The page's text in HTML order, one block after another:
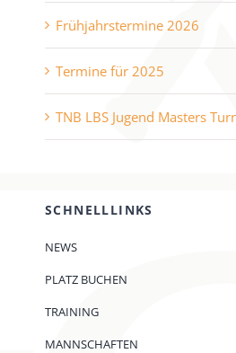
Frühjahrstermine 2026
Termine für 2025
TNB LBS Jugend Masters
SCHNELLLINKS
NEWS
PLATZ BUCHEN
TRAINING
MANNSCHAFTEN